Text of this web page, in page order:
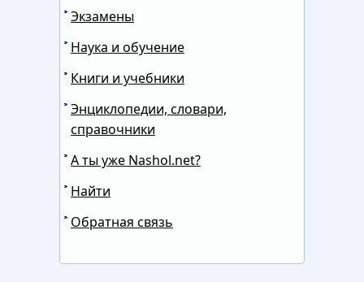
Экзамены
Наука и обучение
Книги и учебники
Энциклопедии, словари,
справочники
А ты уже Nashol.net?
Найти
Обратная связь